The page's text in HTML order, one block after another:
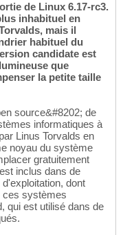
de Linux 6.17-rc3.
inhabituel en
mais il
habituel du
candidate est
que
la petite taille
source&#8202; de
informatiques à
Linus Torvalds en
noyau du système
gratuitement
inclus dans de
dont
ces systèmes
qui est utilisé dans de